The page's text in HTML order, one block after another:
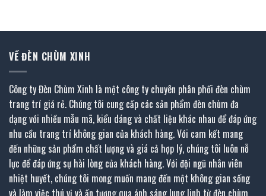
VỀ ĐÈN CHÙM XINH
Công ty Đèn Chùm Xinh là một công ty chuyên phân phối đèn chùm
trang trí giá rẻ. Chúng tôi cung cấp các sản phẩm đèn chùm đa
dạng với nhiều mẫu mã, kiểu dáng và chất liệu khác nhau để đáp ứng
nhu cầu trang trí không gian của khách hàng. Với cam kết mang
đến những sản phẩm chất lượng và giá cả hợp lý, chúng tôi luôn nỗ
lực để đáp ứng sự hài lòng của khách hàng. Với đội ngũ nhân viên
nhiệt huyết, chúng tôi mong muốn mang đến một không gian sống
và làm việc thú vị và ấn tượng qua ánh sáng lung linh từ đèn chùm